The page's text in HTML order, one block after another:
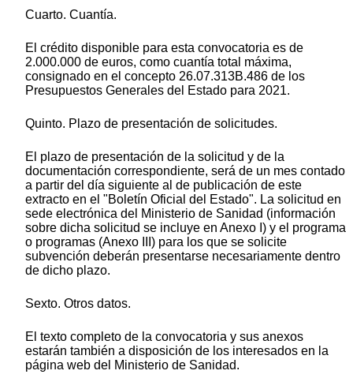
Cuarto. Cuantía.
El crédito disponible para esta convocatoria es de
2.000.000 de euros, como cuantía total máxima,
consignado en el concepto 26.07.313B.486 de los
Presupuestos Generales del Estado para 2021.
Quinto. Plazo de presentación de solicitudes.
El plazo de presentación de la solicitud y de la
documentación correspondiente, será de un mes contado
a partir del día siguiente al de publicación de este
extracto en el "Boletín Oficial del Estado". La solicitud en
sede electrónica del Ministerio de Sanidad (información
sobre dicha solicitud se incluye en Anexo I) y el programa
o programas (Anexo III) para los que se solicite
subvención deberán presentarse necesariamente dentro
de dicho plazo.
Sexto. Otros datos.
El texto completo de la convocatoria y sus anexos
estarán también a disposición de los interesados en la
página web del Ministerio de Sanidad.